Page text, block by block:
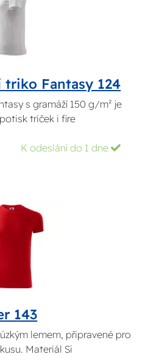
triko Fantasy 124
s gramáží 150 g/m² je
triček i fire
K odeslání do 1 dne
143
lemem, připravené pro
Materiál Si